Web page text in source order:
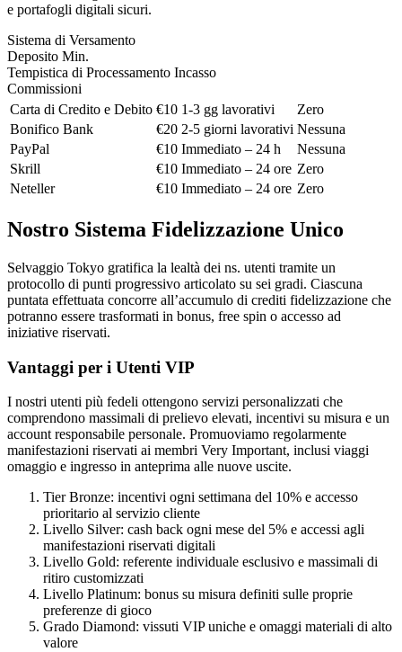
e portafogli digitali sicuri.
Sistema di Versamento
Deposito Min.
Tempistica di Processamento Incasso
Commissioni
Carta di Credito e Debito €10 1-3 gg lavorativi
Zero
Bonifico Bank
€20 2-5 giorni lavorativi Nessuna
PayPal
€10 Immediato – 24 h
Nessuna
Skrill
€10 Immediato – 24 ore Zero
Neteller
€10 Immediato – 24 ore Zero
Nostro Sistema Fidelizzazione Unico
Selvaggio Tokyo gratifica la lealtà dei ns. utenti tramite un
protocollo di punti progressivo articolato su sei gradi. Ciascuna
puntata effettuata concorre all’accumulo di crediti fidelizzazione che
potranno essere trasformati in bonus, free spin o accesso ad
iniziative riservati.
Vantaggi per i Utenti VIP
I nostri utenti più fedeli ottengono servizi personalizzati che
comprendono massimali di prelievo elevati, incentivi su misura e un
account responsabile personale. Promuoviamo regolarmente
manifestazioni riservati ai membri Very Important, inclusi viaggi
omaggio e ingresso in anteprima alle nuove uscite.
Tier Bronze: incentivi ogni settimana del 10% e accesso
prioritario al servizio cliente
Livello Silver: cash back ogni mese del 5% e accessi agli
manifestazioni riservati digitali
Livello Gold: referente individuale esclusivo e massimali di
ritiro customizzati
Livello Platinum: bonus su misura definiti sulle proprie
preferenze di gioco
Grado Diamond: vissuti VIP uniche e omaggi materiali di alto
valore